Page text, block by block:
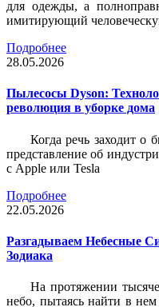
для одежды, а
имитирующий
Подробнее
28.05.2026
Пылесосы Dyson:
революция в уборке дома
Когда речь заходит о
представление об
с Apple или Tesla
Подробнее
22.05.2026
Разгадываем Небесные
Зодиака
На протяжении
небо, пытаясь найти в